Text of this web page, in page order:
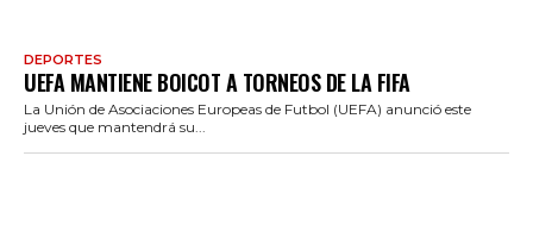
DEPORTES
UEFA MANTIENE BOICOT A TORNEOS DE LA FIFA
La Unión de Asociaciones Europeas de Futbol (UEFA) anunció este
jueves que mantendrá su...